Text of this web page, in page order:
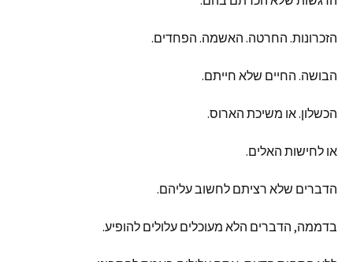
הזכרונות. החרטה. האשמה. הפחדים.
הבושה. החיים שלא חייתם.
הכשלון.או משיכת הארוס.
או לחישות האלים.
הדברים שלא רציתם לחשובעליהם.
בדממה, הדברים הלא מעוכלים עלולים להופיע.